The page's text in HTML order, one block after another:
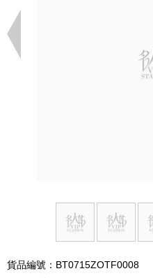
貨品編號：BT0715ZOTF0008